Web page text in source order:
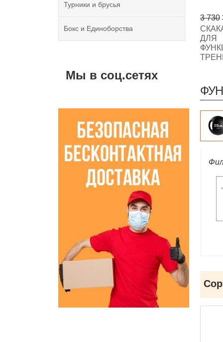
Турники и брусья
Бокс и Единоборства
Мы в соц.сетях
3 730
ДЛЯ